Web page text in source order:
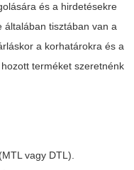
és a hirdetésekre
általában tisztában van a
a korhatárokra és a
terméket szeretnénk
vagy DTL).